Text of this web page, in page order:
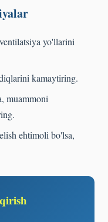
yo'llarini
kamaytiring.
muammoni
ehtimoli bo'lsa,